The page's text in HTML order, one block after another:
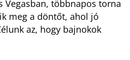
Vegasban, többnapos torna
meg a döntőt, ahol jó
az, hogy bajnokok